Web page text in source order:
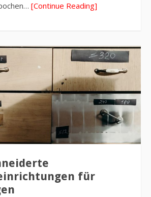
[Continue Reading]
für